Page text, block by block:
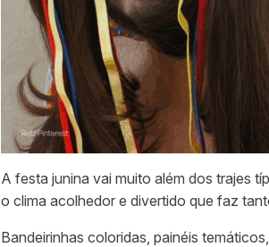
A festa junina vai muito além dos trajes
o clima acolhedor e divertido que faz
Bandeirinhas coloridas, painéis